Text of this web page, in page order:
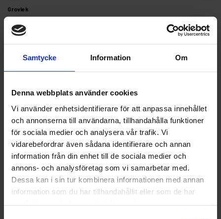
Samtycke Information Om
Denna webbplats använder cookies
Vi använder enhetsidentifierare för att anpassa innehållet
och annonserna till användarna, tillhandahålla funktioner
för sociala medier och analysera vår trafik. Vi
vidarebefordrar även sådana identifierare och annan
information från din enhet till de sociala medier och
annons- och analysföretag som vi samarbetar med.
Dessa kan i sin tur kombinera informationen med annan
information som du har tillhandahållit eller som de har
Grovlek
Finns i lager
Lägg i varukorgen
Fri frakt över 1500kr
Leverans inom 1-5 dagar
Beskrivning